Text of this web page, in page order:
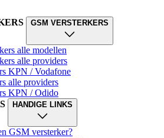
GSM VERSTERKERS
alle modellen
alle providers
KPN / Vodafone
alle providers
KPN / Odido
HANDIGE LINKS
GSM versterker?